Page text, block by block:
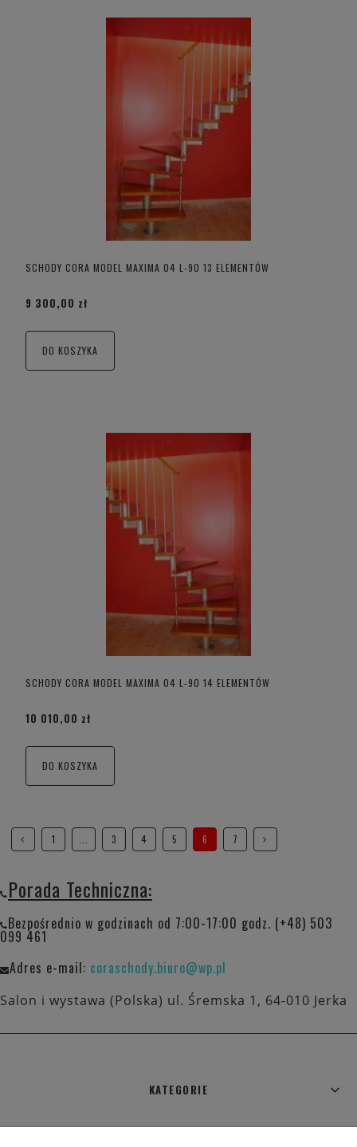
SCHODY CORA MODEL MAXIMA 04 L-90 13 ELEMENTÓW
9 300,00 zł
DO KOSZYKA
SCHODY CORA MODEL MAXIMA 04 L-90 14 ELEMENTÓW
10 010,00 zł
DO KOSZYKA
1 3 4 5 6 7
Porada Techniczna:
Bezpośrednio w godzinach od 7:00-17:00 godz. (+48) 503
099 461
Adres e-mail: coraschody.biuro@wp.pl
Salon i wystawa (Polska) ul. Śremska 1, 64-010 Jerka
KATEGORIE